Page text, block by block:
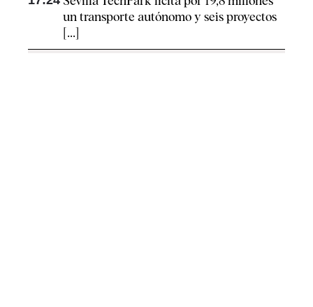
un transporte autónomo y seis proyectos
[...]